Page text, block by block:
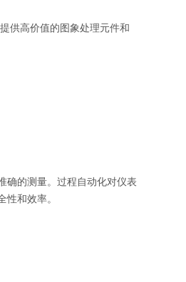
供高价值的图象处理元件和
确的测量。过程自动化对仪表
和效率。